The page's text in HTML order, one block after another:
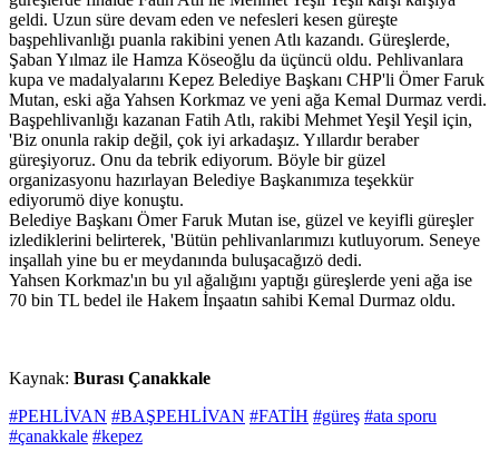
geldi. Uzun süre devam eden ve nefesleri kesen güreşte
başpehlivanlığı puanla rakibini yenen Atlı kazandı. Güreşlerde,
Şaban Yılmaz ile Hamza Köseoğlu da üçüncü oldu. Pehlivanlara
kupa ve madalyalarını Kepez Belediye Başkanı CHP'li Ömer Faruk
Mutan, eski ağa Yahsen Korkmaz ve yeni ağa Kemal Durmaz verdi.
Başpehlivanlığı kazanan Fatih Atlı, rakibi Mehmet Yeşil Yeşil için,
'Biz onunla rakip değil, çok iyi arkadaşız. Yıllardır beraber
güreşiyoruz. Onu da tebrik ediyorum. Böyle bir güzel
organizasyonu hazırlayan Belediye Başkanımıza teşekkür
ediyorumö diye konuştu.
Belediye Başkanı Ömer Faruk Mutan ise, güzel ve keyifli güreşler
izlediklerini belirterek, 'Bütün pehlivanlarımızı kutluyorum. Seneye
inşallah yine bu er meydanında buluşacağızö dedi.
Yahsen Korkmaz'ın bu yıl ağalığını yaptığı güreşlerde yeni ağa ise
70 bin TL bedel ile Hakem İnşaatın sahibi Kemal Durmaz oldu.
Kaynak: Burası Çanakkale
#PEHLİVAN #BAŞPEHLİVAN #FATİH #güreş #ata sporu
#çanakkale #kepez